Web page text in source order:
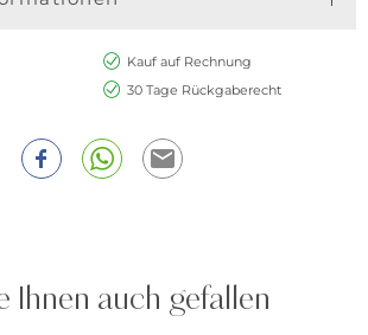
Kauf auf Rechnung
30 Tage Rückgaberecht
Ihnen auch gefallen